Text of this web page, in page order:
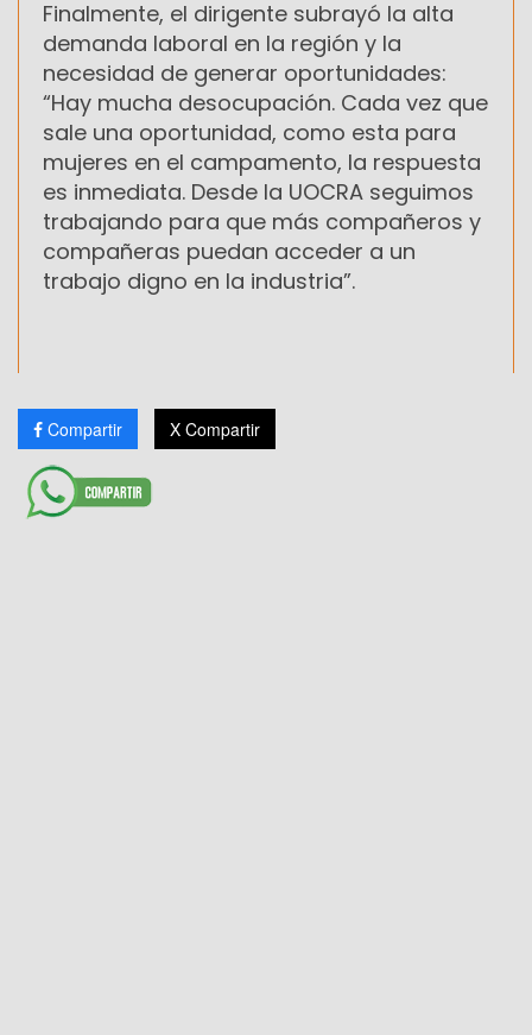
Finalmente, el dirigente subrayó la alta
demanda laboral en la región y la
necesidad de generar oportunidades:
“Hay mucha desocupación. Cada vez que
sale una oportunidad, como esta para
mujeres en el campamento, la respuesta
es inmediata. Desde la UOCRA seguimos
trabajando para que más compañeros y
compañeras puedan acceder a un
trabajo digno en la industria”.
Compartir X Compartir